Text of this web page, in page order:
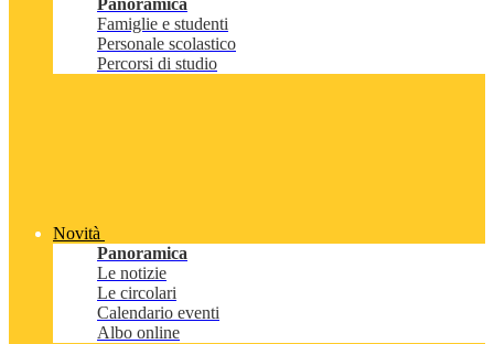
Panoramica
Famiglie e studenti
Personale scolastico
Percorsi di studio
Novità
Panoramica
Le notizie
Le circolari
Calendario eventi
Albo online